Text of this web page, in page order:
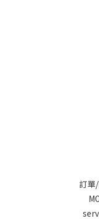
訂單